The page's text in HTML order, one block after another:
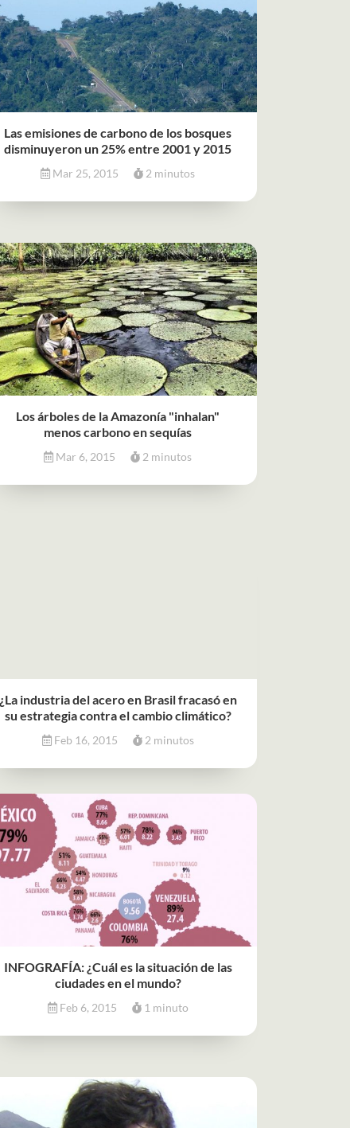
Las emisiones de carbono de los bosques
disminuyeron un 25% entre 2001 y 2015
Mar 25, 2015 2 minutos
Los árboles de la Amazonía "inhalan"
menos carbono en sequías
Mar 6, 2015 2 minutos
¿La industria del acero en Brasil fracasó en
su estrategia contra el cambio climático?
Feb 16, 2015 2 minutos
INFOGRAFÍA: ¿Cuál es la situación de las
ciudades en el mundo?
Feb 6, 2015 1 minuto